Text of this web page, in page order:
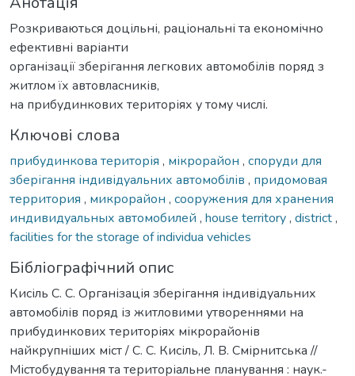
Розкриваються доцільні, раціональні та економічно
ефективні варіанти
організації зберігання легкових автомобілів поряд з
житлом їх автовласників,
на прибудинкових територіях у тому числі.
Ключові слова
прибудинкова територія , мікрорайон , споруди для
зберігання індивідуальних автомобілів , придомовая
территория , микрорайон , сооружения для хранения
индивидуальных автомобилей , house territorу, district,
facilities for the storage of individua vehicles
Бібліографічний опис
Кисіль С. С. Організація зберігання індивідуальних
автомобілів поряд із житловими утвореннями на
прибудинкових територіях мікрорайонів
найкрупніших міст / С. С. Кисіль, Л. В. Смірнитська //
Містобудування та територіальне планування : наук.-